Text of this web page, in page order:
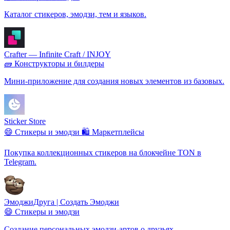
Каталог стикеров, эмодзи, тем и языков.
Crafter — Infinite Craft / INJOY
🧱 Конструкторы и билдеры
Мини-приложение для создания новых элементов из базовых.
Sticker Store
😄 Стикеры и эмодзи 🛍️ Маркетплейсы
Покупка коллекционных стикеров на блокчейне TON в
Telegram.
ЭмоджиДруга | Создать Эмоджи
😄 Стикеры и эмодзи